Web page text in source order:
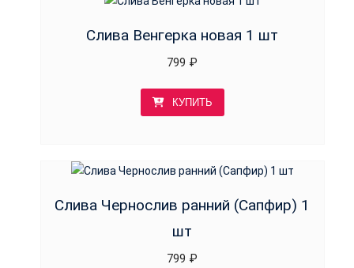
Слива Венгерка новая 1 шт
799 ₽
КУПИТЬ
Слива Чернослив ранний (Сапфир) 1
шт
799 ₽